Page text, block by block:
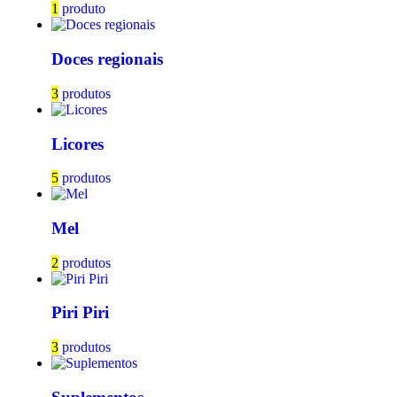
1 produto
Doces regionais
3 produtos
Licores
5 produtos
Mel
2 produtos
Piri Piri
3 produtos